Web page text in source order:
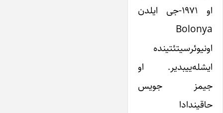
او ۱۹۷۱-جی ایلدن
Bolonya
اونیوئرسیتئتینده
ایشله‌ییبدیر. او
جیمز جویس
حاقیندادا